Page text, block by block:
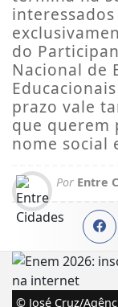
do
Nacional de
prazo vale
que querem
nome social
Por Entre
© José Cruz/